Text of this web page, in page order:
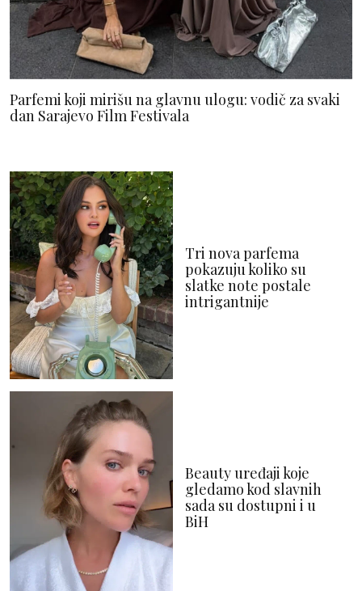
Parfemi koji mirišu na glavnu ulogu: vodič za svaki
dan Sarajevo Film Festivala
Tri nova parfema
pokazuju koliko su
slatke note postale
intrigantnije
Beauty uređaji koje
gledamo kod slavnih
sada su dostupni i u
BiH